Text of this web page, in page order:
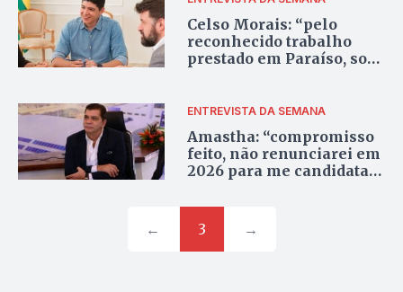
Celso Morais: “pelo
reconhecido trabalho
prestado em Paraíso, sou
ENTREVISTA DA SEMANA
Amastha: “compromisso
feito, não renunciarei em
2026 para me candidatar
← 3 →